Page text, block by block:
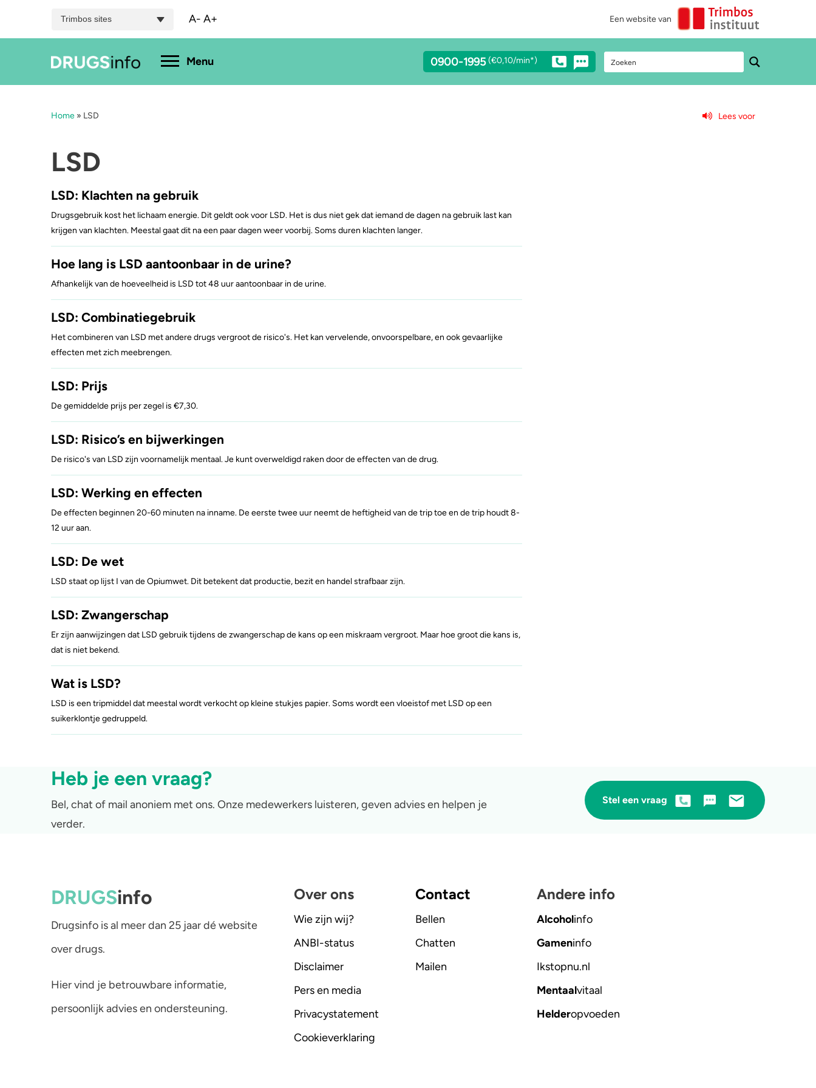
Trimbos sites A- A+ Een website van
MenuHoofdmenu 0900-1995 (€0,10/min*)
Menu
Cocaïne
3-MMC
GHB
Paddo’s en truffels
Ketamine
Ayahuasca
Heroïne
Crack
Zwangerschap
Combinaties & medicijnen
Zorgen om iemand
Verkeer
Stel een vraag
Home » LSD Lees voor
LSD
LSD: Klachten na gebruik
Drugsgebruik kost het lichaam energie. Dit geldt ook voor LSD. Het is dus niet gek dat iemand de dagen na gebruik last kan
krijgen van klachten. Meestal gaat dit na een paar dagen weer voorbij. Soms duren klachten langer.
Hoe lang is LSD aantoonbaar in de urine?
Afhankelijk van de hoeveelheid is LSD tot 48 uur aantoonbaar in de urine.
LSD: Combinatiegebruik
Het combineren van LSD met andere drugs vergroot de risico's. Het kan vervelende, onvoorspelbare, en ook gevaarlijke
effecten met zich meebrengen.
LSD: Prijs
De gemiddelde prijs per zegel is €7,30.
LSD: Risico’s en bijwerkingen
De risico's van LSD zijn voornamelijk mentaal. Je kunt overweldigd raken door de effecten van de drug.
LSD: Werking en effecten
De effecten beginnen 20-60 minuten na inname. De eerste twee uur neemt de heftigheid van de trip toe en de trip houdt 8-
12 uur aan.
LSD: De wet
LSD staat op lijst I van de Opiumwet. Dit betekent dat productie, bezit en handel strafbaar zijn.
LSD: Zwangerschap
Er zijn aanwijzingen dat LSD gebruik tijdens de zwangerschap de kans op een miskraam vergroot. Maar hoe groot die kans is,
dat is niet bekend.
Wat is LSD?
LSD is een tripmiddel dat meestal wordt verkocht op kleine stukjes papier. Soms wordt een vloeistof met LSD op een
suikerklontje gedruppeld.
Heb je een vraag?
Bel, chat of mail anoniem met ons. Onze medewerkers luisteren, geven advies en helpen je
verder.
Stel een vraag
DRUGSinfo
Drugsinfo is al meer dan 25 jaar dé website
over drugs.
Hier vind je betrouwbare informatie,
persoonlijk advies en ondersteuning.
Over ons
Wie zijn wij?
ANBI-status
Disclaimer
Pers en media
Privacystatement
Cookieverklaring
Contact
Bellen
Chatten
Mailen
Andere info
Alcoholinfo
Gameninfo
Ikstopnu.nl
Mentaalvitaal
Helderopvoeden